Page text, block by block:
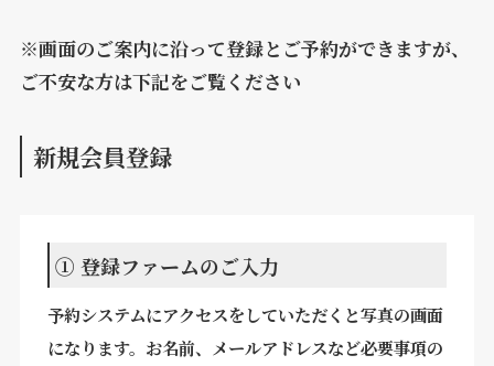
※画面のご案内に沿って登録とご予約ができますが、
ご不安な方は下記をご覧ください
新規会員登録
① 登録ファームのご入力
予約システムにアクセスをしていただくと写真の画面
になります。お名前、メールアドレスなど必要事項の